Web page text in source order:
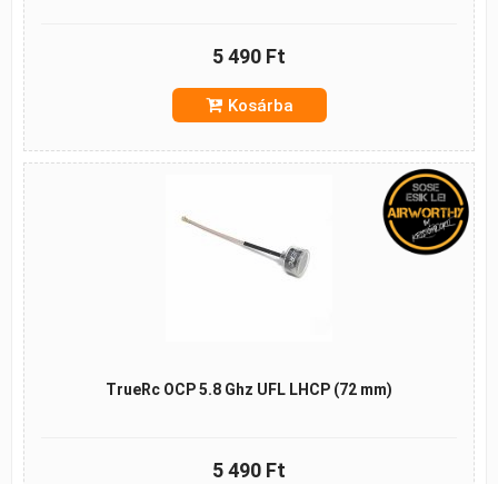
5 490 Ft
Kosárba
TrueRc OCP 5.8 Ghz UFL LHCP (72 mm)
5 490 Ft